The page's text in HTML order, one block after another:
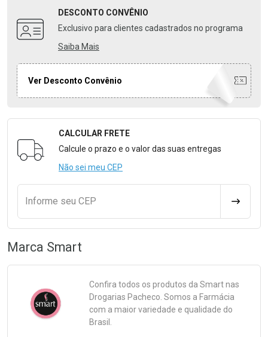
DESCONTO CONVÊNIO
Exclusivo para clientes cadastrados no programa
Saiba Mais
Ver Desconto Convênio
Formulário para Calcular o Frete
CALCULAR FRETE
Calcule o prazo e o valor das suas entregas
Não sei meu CEP
Informe seu CEP
Marca Smart
Confira todos os produtos da Smartnas
Drogarias Pacheco. Somos a Farmácia
com a maior variedade e qualidade do
Brasil.